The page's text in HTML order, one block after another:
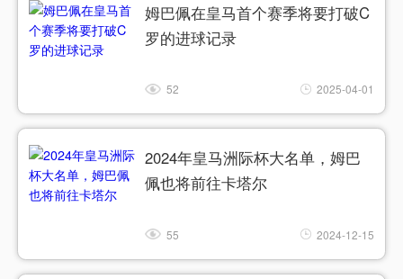
姆巴佩在皇马首个赛季将要打破C
罗的进球记录
52 2025-04-01
2024年皇马洲际杯大名单，姆巴
佩也将前往卡塔尔
55 2024-12-15